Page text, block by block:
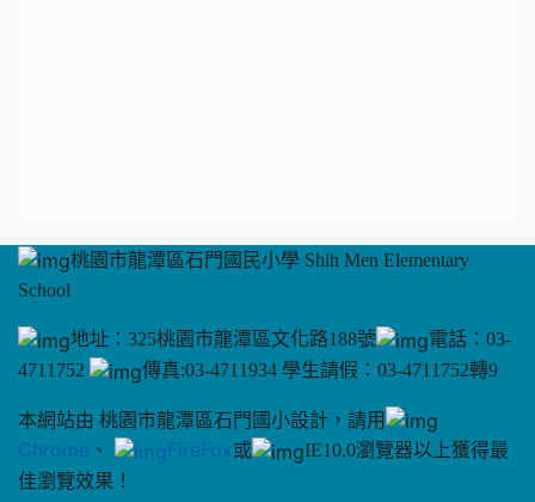
桃園市龍潭區石門國民小學 Shih Men Elementary
School
地址：325桃園市龍潭區文化路188號
電話：03-
4711752
傳真:03-4711934 學生請假：03-4711752轉9
本網站由 桃園市龍潭區石門國小設計，請用
Chrome 、 FireFox或
IE10.0瀏覽器以上獲得最
佳瀏覽效果！